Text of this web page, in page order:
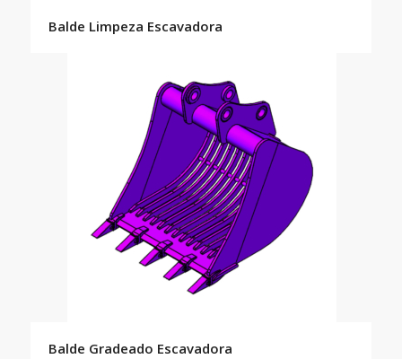
Balde Limpeza Escavadora
Balde Gradeado Escavadora